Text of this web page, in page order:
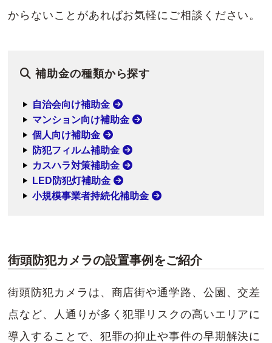
からないことがあればお気軽にご相談ください。
補助金の種類から探す
自治会向け補助金
マンション向け補助金
個人向け補助金
防犯フィルム補助金
カスハラ対策補助金
LED防犯灯補助金
小規模事業者持続化補助金
街頭防犯カメラの設置事例をご紹介
街頭防犯カメラは、商店街や通学路、公園、交差
点など、人通りが多く犯罪リスクの高いエリアに
導入することで、犯罪の抑止や事件の早期解決に